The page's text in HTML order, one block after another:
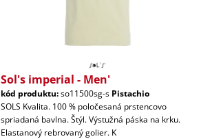
Sol's imperial - Men'
kód produktu:so11500sg-s Pistachio
SOLS Kvalita. 100 % poločesaná prstencovo
spriadaná bavlna. Štýl. Výstužná páska na krku.
Elastanový rebrovaný golier. K